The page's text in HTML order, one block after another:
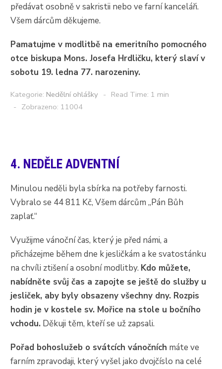
předávat osobně v sakristii nebo ve farní kanceláři.
Všem dárcům děkujeme.
Pamatujme v modlitbě na emeritního pomocného
otce biskupa Mons. Josefa Hrdličku, který slaví v
sobotu 19. ledna 77. narozeniny.
Kategorie: Nedělní ohlášky
Read Time: 1 min
Zobrazeno: 11004
4. NEDĚLE ADVENTNÍ
Minulou neděli byla sbírka na potřeby farnosti.
Vybralo se 44 811 Kč, Všem dárcům „Pán Bůh
zaplať.“
Využijme vánoční čas, který je před námi, a
přicházejme během dne k jesličkám a ke svatostánku
na chvíli ztišení a osobní modlitby. Kdo můžete,
nabídněte svůj čas a zapojte se ještě do služby u
jesliček, aby byly obsazeny všechny dny. Rozpis
hodin je v kostele sv. Mořice na stole u bočního
vchodu. Děkuji těm, kteří se už zapsali.
Pořad bohoslužeb o svátcích vánočních máte ve
farním zpravodaji, který vyšel jako dvojčíslo na celé